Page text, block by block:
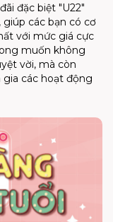
đặc biệt "U22"
giúp các bạn có cơ
với mức giá cực
muốn không
vời, mà còn
các hoạt động